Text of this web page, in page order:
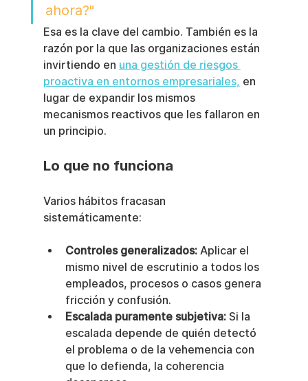
ahora?"
Esa es la clave del cambio. También es la
razón por la que las organizaciones están
invirtiendo en una gestión de riesgos
proactiva en entornos empresariales, en
lugar de expandir los mismos
mecanismos reactivos que les fallaron en
un principio.
Lo que no funciona
Varios hábitos fracasan
sistemáticamente:
Controles generalizados: Aplicar el
mismo nivel de escrutinio a todos los
empleados, procesos o casos genera
fricción y confusión.
Escalada puramente subjetiva: Si la
escalada depende de quién detectó
el problema o de la vehemencia con
que lo defienda, la coherencia